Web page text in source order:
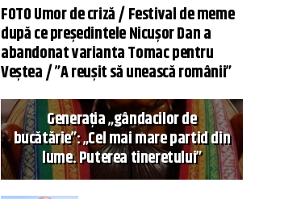
FOTO Umor de criză / Festival de meme
după ce președintele Nicușor Dan a
abandonat varianta Tomac pentru
Veștea / ”A reușit să unească românii”
Generația „gândacilor de
bucătărie”: „Cel mai mare partid din
lume. Puterea tineretului”